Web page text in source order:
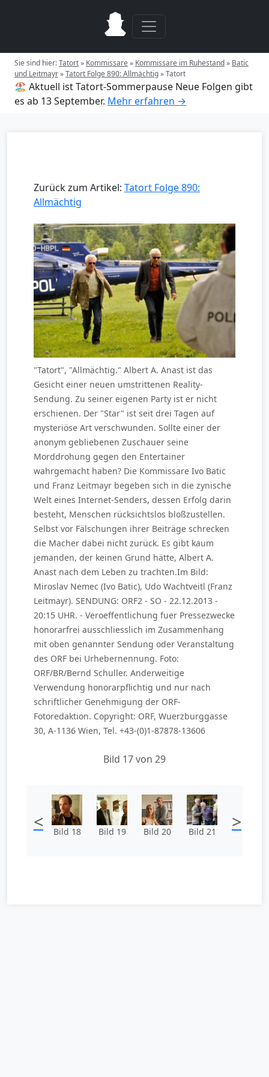
Sie sind hier:Tatort» Kommissare» Kommissare im Ruhestand» Batic
und Leitmayr»Tatort Folge 890: Allmächtig»Tatort
🏖️ Aktuell ist Tatort-Sommerpause Neue Folgen gibt
es ab 13 September. Mehr erfahren →
Zurück zum Artikel: Tatort Folge 890:
Allmächtig
"Tatort", "Allmächtig." Albert A. Anast ist das
Gesicht einer neuen umstrittenen Reality-
Sendung. Zu seiner eigenen Party ist er nicht
erschienen. Der "Star" ist seit drei Tagen auf
mysteriöse Art verschwunden. Sollte einer der
anonym gebliebenen Zuschauer seine
Morddrohung gegen den Entertainer
wahrgemacht haben? Die Kommissare Ivo Batic
und Franz Leitmayr begeben sich in die zynische
Welt eines Internet-Senders, dessen Erfolg darin
besteht, Menschen rücksichtslos bloßzustellen.
Selbst vor Fälschungen ihrer Beiträge schrecken
die Macher dabei nicht zurück. Es gibt kaum
jemanden, der keinen Grund hätte, Albert A.
Anast nach dem Leben zu trachten.Im Bild:
Miroslav Nemec (Ivo Batic), Udo Wachtveitl (Franz
Leitmayr). SENDUNG: ORF2 - SO - 22.12.2013 -
20:15 UHR. - Veroeffentlichung fuer Pressezwecke
honorarfrei ausschliesslich im Zusammenhang
mit oben genannter Sendung oder Veranstaltung
des ORF bei Urhebernennung. Foto:
ORF/BR/Bernd Schuller. Anderweitige
Verwendung honorarpflichtig und nur nach
schriftlicher Genehmigung der ORF-
Fotoredaktion. Copyright: ORF, Wuerzburggasse
30, A-1136 Wien, Tel. +43-(0)1-87878-13606
Bild 17 von 29
< Bild 18 Bild 19 Bild 20 Bild 21 >